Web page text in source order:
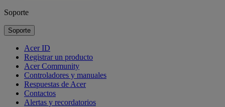
Soporte
Soporte
Acer ID
Registrar un producto
Acer Community
Controladores y manuales
Respuestas de Acer
Contactos
Alertas y recordatorios